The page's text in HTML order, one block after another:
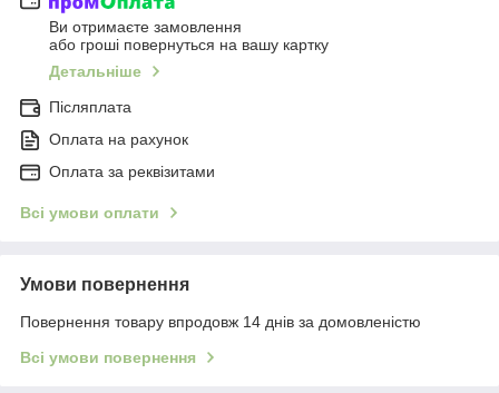
Ви отримаєте замовлення
або гроші повернуться на вашу картку
Детальніше
Післяплата
Оплата на рахунок
Оплата за реквізитами
Всі умови оплати
Умови повернення
Повернення товару впродовж 14 днів за домовленістю
Всі умови повернення